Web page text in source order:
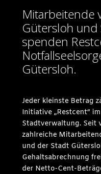
Mitarbeitende
Gütersloh und
spenden
Gütersloh.
Jeder kleinste Betrag
Initiative „Restcent“
Stadtverwaltung. Seit
zahlreiche
und der Stadt
Gehaltsabrechnung
der Netto-Cent-